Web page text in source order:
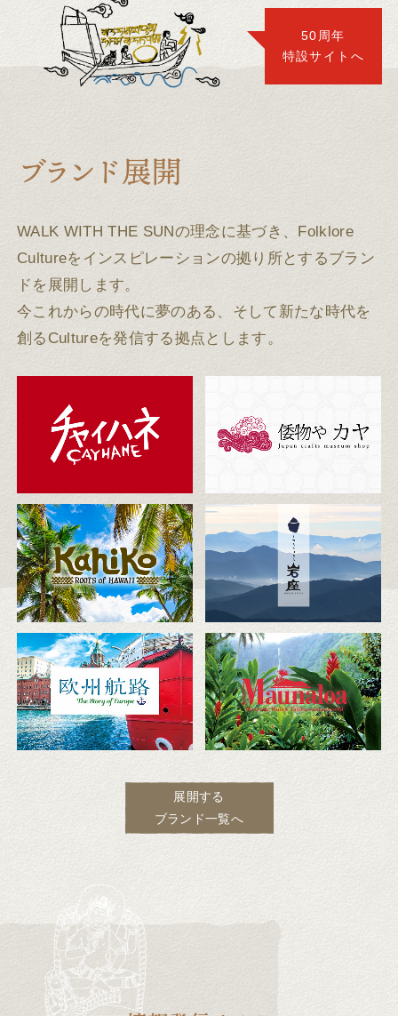
50周年
特設サイトへ
WALK WITH THE SUNの理念に基づき、Folklore
Cultureをインスピレーションの拠り所とするブラン
ドを展開します。
今これからの時代に夢のある、そして新たな時代を
創るCultureを発信する拠点とします。
展開する
ブランド一覧へ